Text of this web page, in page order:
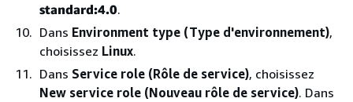
standard:4.0.
Dans Environment type (Type d'environnement),
choisissez Linux.
Dans Service role (Rôle de service), choisissez
New service role (Nouveau rôle de service). Dans